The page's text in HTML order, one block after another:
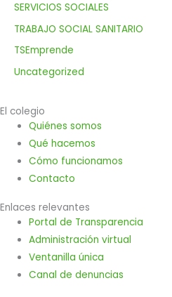
SERVICIOS SOCIALES
TRABAJO SOCIAL SANITARIO
TSEmprende
Uncategorized
El colegio
Quiénes somos
Qué hacemos
Cómo funcionamos
Contacto
Enlaces relevantes
Portal de Transparencia
Administración virtual
Ventanilla única
Canal de denuncias